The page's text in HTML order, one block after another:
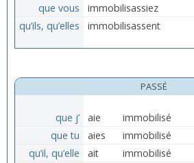
que vous
immobilisassiez
qu’ils, qu’elles
immobilisassent
PASSÉ
que j’ aie
immobilisé
que tu
aies
immobilisé
qu’il, qu’elle
ait
immobilisé